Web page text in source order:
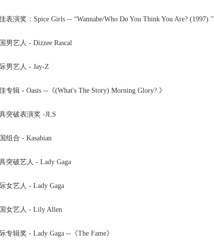
演奖：Spice Girls -- “Wannabe/Who Do You Think You Are? (1997) ”
艺人 - Dizzee Rascal
艺人 - Jay-Z
辑 - Oasis --《(What's The Story) Morning Glory? 》
破表演奖 -JLS
合 - Kasabian
破艺人 - Lady Gaga
艺人 - Lady Gaga
艺人 - Lily Allen
辑奖 - Lady Gaga --《The Fame》